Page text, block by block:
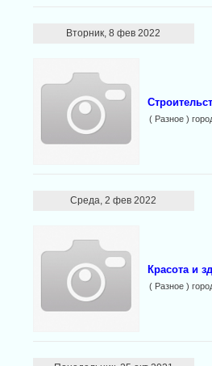
Вторник, 8 фев 2022
( Разное )
Среда, 2 фев 2022
Красота и
( Разное )